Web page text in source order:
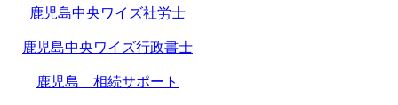
鹿児島中央ワイズ社労士
鹿児島中央ワイズ行政書士
鹿児島 相続サポート